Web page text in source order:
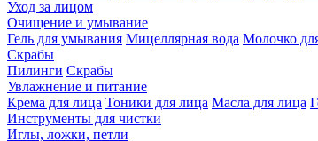
Уход за лицом
Очищение и умывание
Гель для умывания Мицеллярная вода Молочко
Скрабы
Пилинги Скрабы
Увлажнение и питание
Крема для лица Тоники для лица Масла для лица
Инструменты для чистки
Иглы, ложки, петли